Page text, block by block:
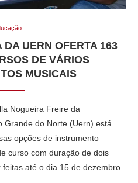
UERN OFERTA 163
DE VÁRIOS
MUSICAIS
Nogueira Freire da
Grande do Norte (Uern) está
opções de instrumento
curso com duração de dois
até o dia 15 de dezembro.